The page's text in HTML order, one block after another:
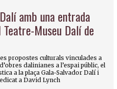
amb una entrada
Museu Dalí de
propostes culturals vinculades a
dalinianes a l’espai públic, el
a la plaça Gala-Salvador Dalí i
a David Lynch